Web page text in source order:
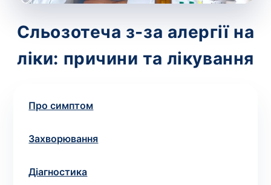
Сльозотеча з-за алергії на
ліки: причини та лікування
Про симптом
Захворювання
Діагностика
Номер телефону